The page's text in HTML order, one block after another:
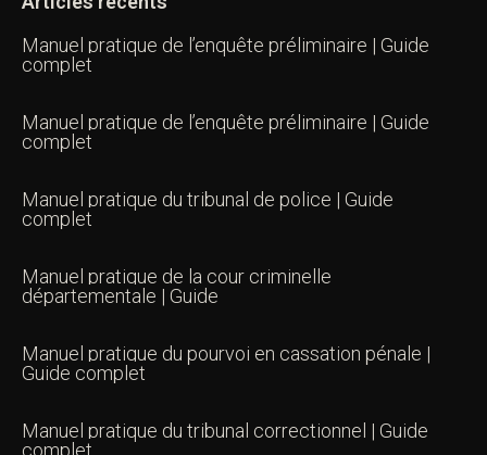
Manuel pratique de l’enquête préliminaire | Guide
complet
Manuel pratique de l’enquête préliminaire | Guide
complet
Manuel pratique du tribunal de police | Guide
complet
Manuel pratique de la cour criminelle
départementale | Guide
Manuel pratique du pourvoi en cassation pénale |
Guide complet
Manuel pratique du tribunal correctionnel | Guide